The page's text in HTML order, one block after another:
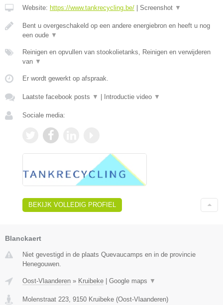
Website: https://www.tankrecycling.be/ | Screenshot ▼
Bent u overgeschakeld op een andere energiebron en heeft u nog
een oude ▼
Reinigen en opvullen van stookolietanks, Reinigen en verwijderen
van ▼
Er wordt gewerkt op afspraak.
Laatste facebook posts ▼ | Introductie video ▼
Sociale media:
BEKIJK VOLLEDIG PROFIEL
Blanckaert
Niet gevestigd in de plaats Quevaucamps en in de provincie
Henegouwen.
Oost-Vlaanderen » Kruibeke Google maps ▼
Molenstraat 223 9150 Kruibeke (Oost-Vlaanderen)